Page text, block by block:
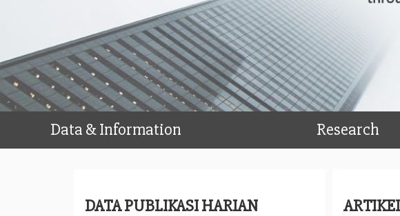
Data & Information Research
DATA PUBLIKASI HARIAN